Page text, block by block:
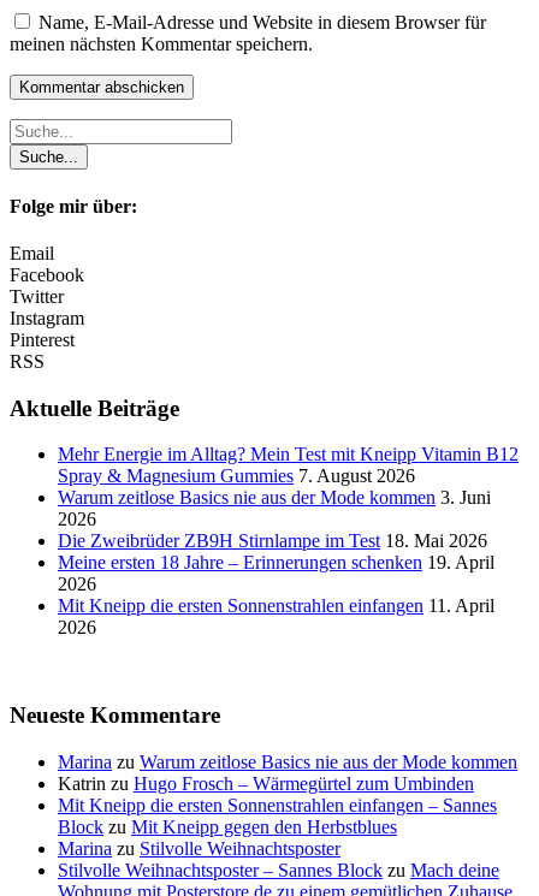
Name, E-Mail-Adresse und Website in diesem Browser für
meinen nächsten Kommentar speichern.
Folge mir über:
Email
Facebook
Twitter
Instagram
Pinterest
RSS
Aktuelle Beiträge
Mehr Energie im Alltag? Mein Test mit Kneipp Vitamin B12
Spray & Magnesium Gummies 7. August 2026
Warum zeitlose Basics nie aus der Mode kommen 3. Juni
2026
Die Zweibrüder ZB9H Stirnlampe im Test 18. Mai 2026
Meine ersten 18 Jahre – Erinnerungen schenken 19. April
2026
Mit Kneipp die ersten Sonnenstrahlen einfangen 11. April
2026
Neueste Kommentare
Marina zu Warum zeitlose Basics nie aus der Mode kommen
Katrin zu Hugo Frosch – Wärmegürtel zum Umbinden
Mit Kneipp die ersten Sonnenstrahlen einfangen – Sannes
Block zu Mit Kneipp gegen den Herbstblues
Marina zu Stilvolle Weihnachtsposter
Stilvolle Weihnachtsposter – Sannes Block zu Mach deine
Wohnung mit Posterstore.de zu einem gemütlichen Zuhause